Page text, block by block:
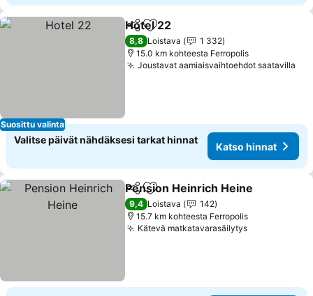
Suosittu valinta
Jaa Lisää suosikkeihin
Hotel 22
8,8 Loistava
1 332
15.0 km kohteesta Ferropolis
Joustavat aamiaisvaihtoehdot saatavilla
Valitse päivät nähdäksesi tarkat hinnat
Katso hinnat
Jaa Lisää suosikkeihin
Pension Heinrich Heine
9,4 Loistava
142
15.7 km kohteesta Ferropolis
Kätevä matkatavarasäilytysKatso hinnat